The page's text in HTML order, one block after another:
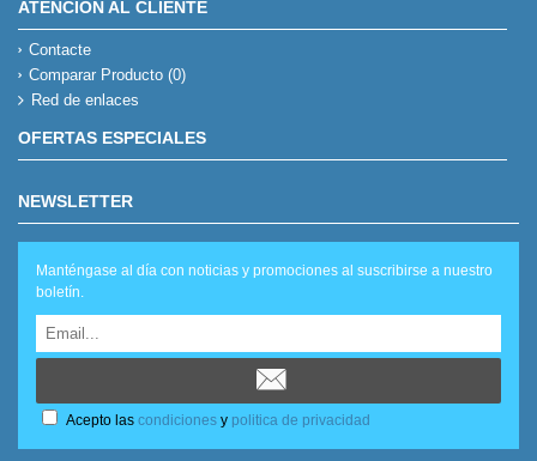
ATENCIÓN AL CLIENTE
Contacte
Comparar Producto (0)
Red de enlaces
OFERTAS ESPECIALES
NEWSLETTER
Manténgase al día con noticias y promociones al suscribirse a nuestro
boletín.
Acepto las condiciones y politica de privacidad